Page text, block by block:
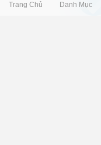
Trang Chủ Danh Mục